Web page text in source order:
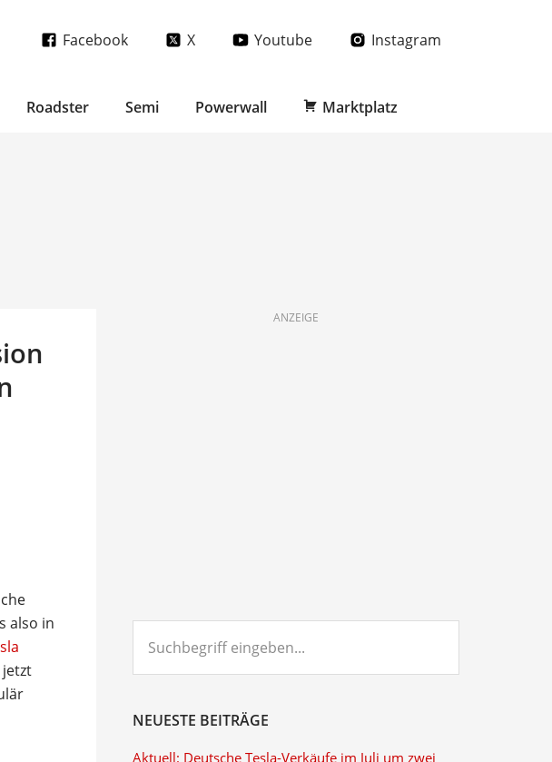
Facebook X Youtube Instagram
Roadster Semi Powerwall Marktplatz
also in
jetzt
ANZEIGE
eingeben...
NEUESTE BEITRÄGE
Aktuell: Deutsche Tesla-Verkäufe im Juli um zwei